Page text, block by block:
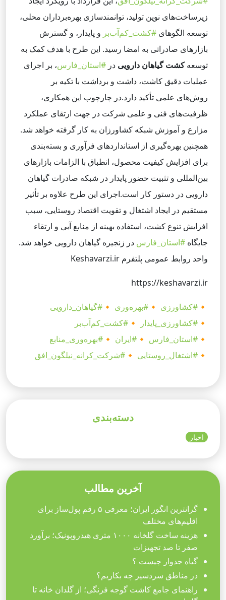
زیرساخت‌های نوین تولید، توانمندسازی بهره‌برداران محلی،
توسعه الگوهای #کشت_کم‌آب‌بر و پایدار، و گسترش
بازارهای صادراتی به امضا رسید. این طرح با هدف کمک به
توسعهکشت گیاهان دارویی در #استان_فارس، بر اجرای
عملیات دقیق کاشت، داشت و برداشت با تکیه بر
روش‌های علمی تأکید دارد.در چارچوب این همکاری،
ظرفیت‌های فنی و علمی شرکت در جهت ارتقای عملکرد
مزارع و آموزش شبکه کشاورزان به کار گرفته خواهد شد.
همچنین بهره‌گیری از استانداردهای فرآوری و بسته‌بندی
برای افزایش کیفیت محصول، انطباق با الزامات بازارهای
بین‌المللی و تثبیت حضور پایدار در شبکه صادرات گیاهان
دارویی در دستور کار است.اجرای این طرح علاوه بر تأثیر
مستقیم در ایجاد اشتغال و تقویت اقتصاد روستایی، سبب
افزایش تنوع کشت، استفاده بهینه از منابع آبی و ارتقاء
جایگاه #استان_فارس در زنجیره گیاهان دارویی خواهد شد.
واحد روابط عمومی پلتفرم Keshavarzi.ir
https://keshavarzi.ir
🔸 #کشاورزی 🔸 #بهره‌وری 🔸 #گیاهان_دارویی
🔸 #کشاورزی_پایدار 🔸 #کشت_کم‌آب‌بر
🔸 #استان_فارس 🔸 #ایران 🔸 #بهره‌وری_منابع
🔸 #اشتغال_روستایی 🔸 #شرکت_کرانه_نیلگون_افق
دسته‌بندی
اخبار
آخرین مطالب
گرانترین انگور ایران؛ معرفی ۵ رقم پول‌ساز برای
اقلیم‌های مختلف
هزینه ساخت گلخانه ۱۰۰۰ متری هیدروپونیک؛ برآورد
صفر تا صد تجهیزات
گیاه جدوار چیست ؟
در مناطق سردسیر چه بکاریم؟
راهنمای جامع کاشت گوجه فرنگی؛ از گلدان خانه تا